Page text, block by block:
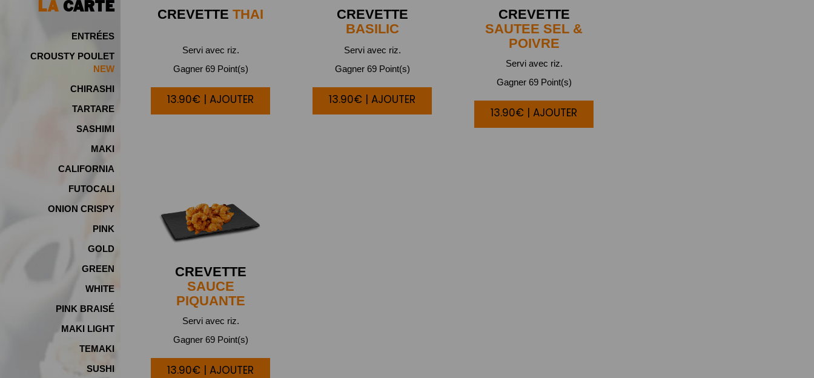
LA CARTE
ENTRÉES
CROUSTY POULET
NEW
CHIRASHI
TARTARE
SASHIMI
MAKI
CALIFORNIA
FUTOCALI
ONION CRISPY
PINK
GOLD
GREEN
WHITE
PINK BRAISÉ
MAKI LIGHT
TEMAKI
SUSHI
CREVETTE THAI
Servi avec riz.
Gagner 69 Point(s)
13.90€ | AJOUTER
CREVETTE
BASILIC
Servi avec riz.
Gagner 69 Point(s)
13.90€ | AJOUTER
CREVETTE
SAUTEE SEL &
POIVRE
Servi avec riz.
Gagner 69 Point(s)
13.90€ | AJOUTER
CREVETTE
SAUCE
PIQUANTE
Servi avec riz.
Gagner 69 Point(s)
13.90€ | AJOUTER